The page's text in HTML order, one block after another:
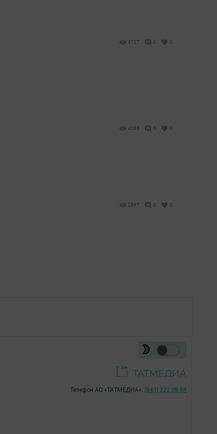
3727 0 0
4085 0 0
2897 0 0
Телефон АО «ТАТМЕДИА»: (843) 222 09 84